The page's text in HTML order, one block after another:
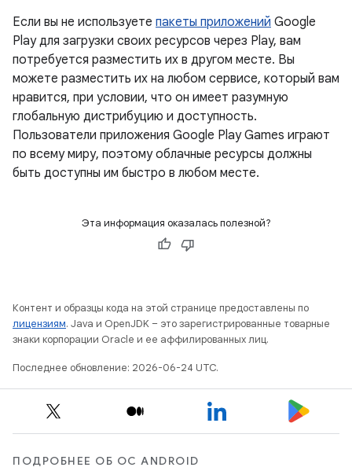
Если вы не используете пакеты приложений Google
Play для загрузки своих ресурсов через Play, вам
потребуется разместить их в другом месте. Вы
можете разместить их на любом сервисе, который вам
нравится, при условии, что он имеет разумную
глобальную дистрибуцию и доступность.
Пользователи приложения Google Play Games играют
по всему миру, поэтому облачные ресурсы должны
быть доступны им быстро в любом месте.
Эта информация оказалась полезной?
Контент и образцы кода на этой странице предоставлены по
лицензиям. Java и OpenJDK – это зарегистрированные товарные
знаки корпорации Oracle и ее аффилированных лиц.
Последнее обновление: 2026-06-24 UTC.
ПОДРОБНЕЕ ОБ ОС ANDROID